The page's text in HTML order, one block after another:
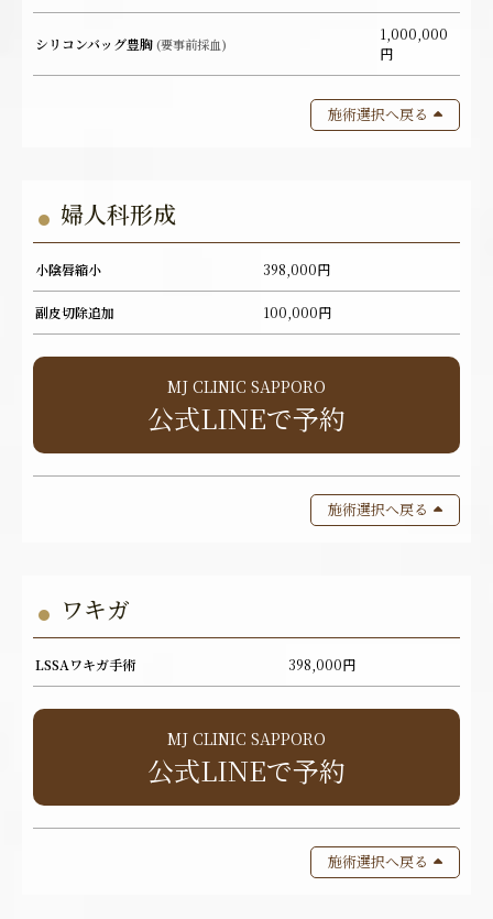
シリコンバッグ豊胸(要事前採血)
1,000,000
円
施術選択へ戻る
婦人科形成
小陰唇縮小 398,000円
副皮切除追加 100,000円
MJ CLINIC SAPPORO
公式LINEで予約
施術選択へ戻る
ワキガ
LSSAワキガ手術 398,000円
MJ CLINIC SAPPORO
公式LINEで予約
施術選択へ戻る